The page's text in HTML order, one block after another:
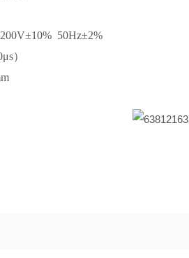
50Hz±2%
）